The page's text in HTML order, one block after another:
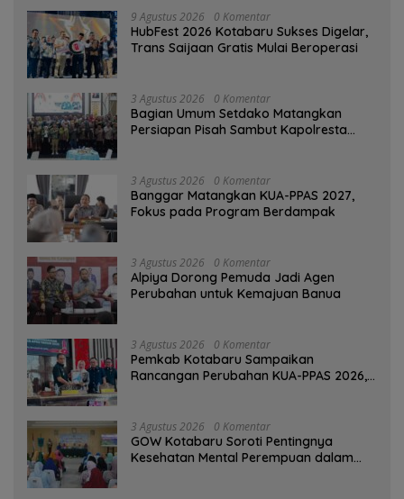
9 Agustus 2026 0 Komentar
HubFest 2026 Kotabaru Sukses Digelar,
Trans Saijaan Gratis Mulai Beroperasi
3 Agustus 2026 0 Komentar
Bagian Umum Setdako Matangkan
Persiapan Pisah Sambut Kapolresta
3 Agustus 2026 0 Komentar
‎Banggar Matangkan KUA-PPAS 2027,
Fokus pada Program Berdampak
3 Agustus 2026 0 Komentar
‎Alpiya Dorong Pemuda Jadi Agen
Perubahan untuk Kemajuan Banua ‎
3 Agustus 2026 0 Komentar
Pemkab Kotabaru Sampaikan
Rancangan Perubahan KUA-PPAS 2026,
3 Agustus 2026 0 Komentar
GOW Kotabaru Soroti Pentingnya
Kesehatan Mental Perempuan dalam